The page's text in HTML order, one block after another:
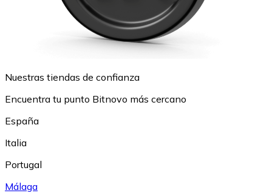
Nuestras tiendas de confianza
Encuentra tu punto Bitnovo más cercano
España
Italia
Portugal
Málaga